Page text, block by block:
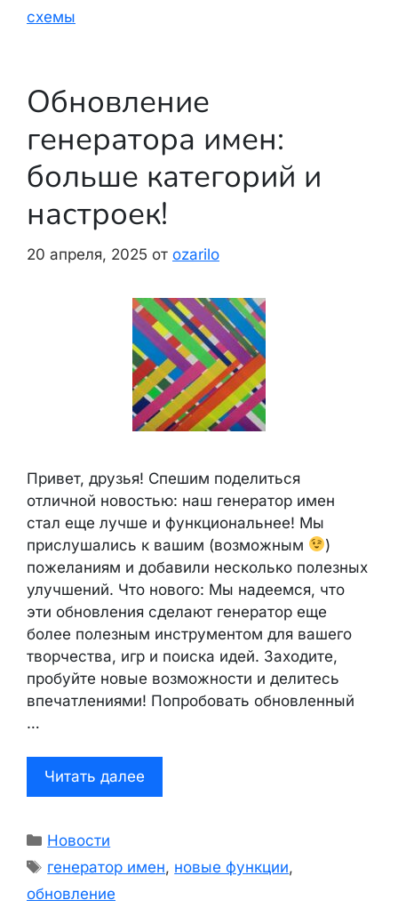
схемы
Обновление
генератора имен:
больше категорий и
настроек!
20 апреля, 2025 от ozarilo
Привет, друзья! Спешим поделиться
отличной новостью: наш генератор имен
стал еще лучше и функциональнее! Мы
прислушались к вашим (возможным
)
пожеланиям и добавили несколько полезных
улучшений. Что нового: Мы надеемся, что
эти обновления сделают генератор еще
более полезным инструментом для вашего
творчества, игр и поиска идей. Заходите,
пробуйте новые возможности и делитесь
впечатлениями! Попробовать обновленный
…
Читать далее
Рубрики
Новости
Метки
генератор имен, новые функции,
обновление